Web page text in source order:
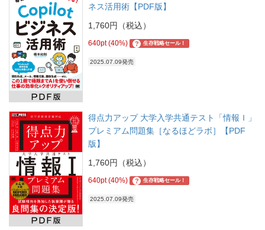
ネス活用術【PDF版】
1,760円（税込）
640pt (40%) ? 生存戦略セール！
2025.07.09発売
得点力アップ 大学入学共通テスト「情報Ｉ」
プレミアム問題集［なるほどラボ］【PDF
版】
1,760円（税込）
640pt (40%) ? 生存戦略セール！
2025.07.09発売